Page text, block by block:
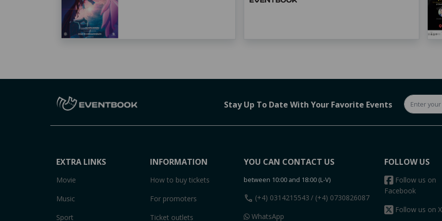
Stay Up To Date With Your Favorite Events
EXTRA LINKS
Movie
Music
Sport
INFORMATION
How to buy tickets
For promoters
Ticket outlets
YOU CAN CONTACT US
between 10:00 and 18:00 (L-V)
call (+4) 0314215543 / (+4) 0730826087
WhatsApp
FOLLOW US
Follow us on
Facebook
Follow us on X